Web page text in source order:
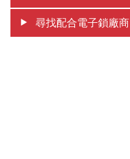
尋找配合電子鎖廠商